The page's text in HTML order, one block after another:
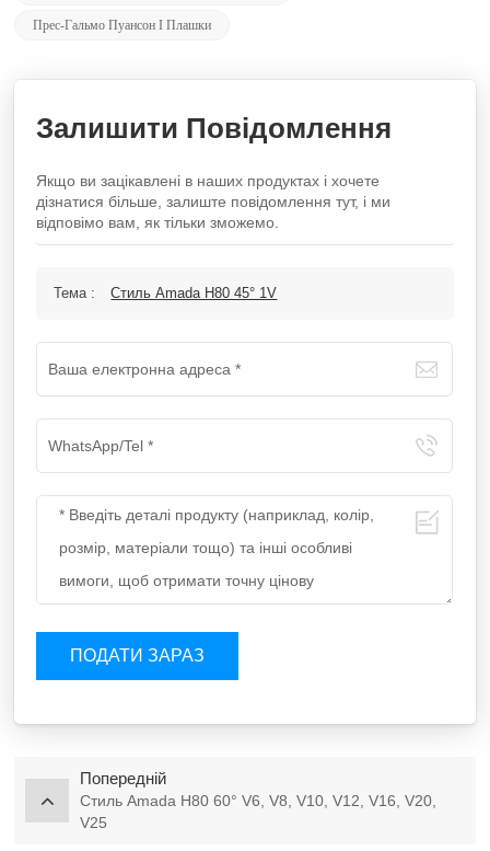
Прес-Гальмо Пуансон І Плашки
Залишити Повідомлення
Якщо ви зацікавлені в наших продуктах і хочете
дізнатися більше, залиште повідомлення тут, і ми
відповімо вам, як тільки зможемо.
Тема : Стиль Amada H80 45° 1V
ПОДАТИ ЗАРАЗ
Попередній
Стиль Amada H80 60° V6, V8, V10, V12, V16, V20,
V25